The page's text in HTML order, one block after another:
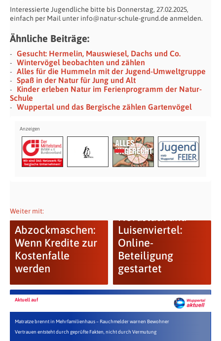
Interessierte Jugendliche bitte bis Donnerstag, 27.02.2025,
einfach per Mail unter info@natur-schule-grund.de anmelden.
Ähnliche Beiträge:
Gesucht: Hermelin, Mauswiesel, Dachs und Co.
Wintervögel beobachten und zählen
Alles für die Hummeln mit der Jugend-Umweltgruppe
Spaß in der Natur für Jung und Alt
Kinder erleben Natur im Ferienprogramm der Natur-
Schule
Wuppertal und das Bergische zählen Gartenvögel
Weiter mit:
Abzockmaschen:
Wenn Kredite zur
Kostenfalle
werden
Luisenviertel:
Online-
Beteiligung
gestartet
Aktuell auf
Matratze brennt in Mehrfamilienhaus – Rauchmelder warnen Bewohner
Vertrauen entsteht durch geprüfte Fakten, nicht durch Vermutung